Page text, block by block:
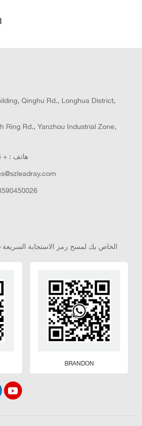
Qinghu Rd., Longhua District,
Ring Rd., Yanzhou Industrial Zone,
هاتف : + 86 755 2100 8656
استخدم تطبيق WhatsApp الخاص بك لمسح رمز الاستجابة السريعة
BRANDON